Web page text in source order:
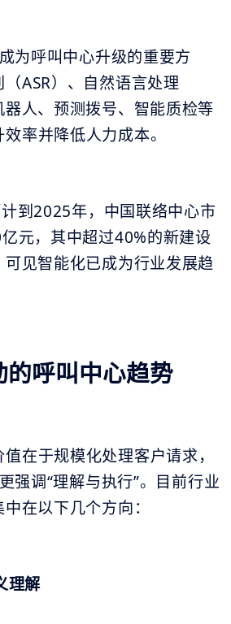
为呼叫中心升级的重要方
ASR）、自然语言处理
器人、预测拨号、智能质检等
率并降低人力成本。
到2025年，中国联络中心市
元，其中超过40%的新建设
见智能化已成为行业发展趋
呼叫中心趋势
在于规模化处理客户请求，
强调“理解与执行”。目前行业
在以下几个方向：
理解